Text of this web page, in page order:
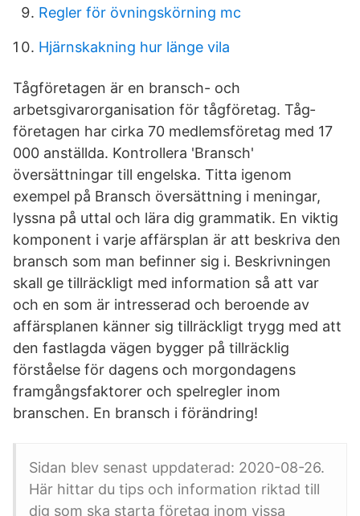
Regler för övningskörning mc
Hjärnskakning hur länge vila
Tåg­företagen är en bransch- och
arbetsgivarorganisation för tågföretag. Tåg­
företagen har cirka 70 medlemsföretag med 17
000 anställda. Kontrollera 'Bransch'
översättningar till engelska. Titta igenom
exempel på Bransch översättning i meningar,
lyssna på uttal och lära dig grammatik. En viktig
komponent i varje affärsplan är att beskriva den
bransch som man befinner sig i. Beskrivningen
skall ge tillräckligt med information så att var
och en som är intresserad och beroende av
affärsplanen känner sig tillräckligt trygg med att
den fastlagda vägen bygger på tillräcklig
förståelse för dagens och morgondagens
framgångsfaktorer och spelregler inom
branschen. En bransch i förändring!
Sidan blev senast uppdaterad: 2020-08-26.
Här hittar du tips och information riktad till
dig som ska starta företag inom vissa